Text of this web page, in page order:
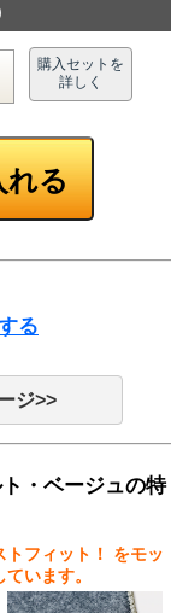
購入セットを
詳しく
る
ジ>>
・ベージュの特
フィット！
をモッ
います。